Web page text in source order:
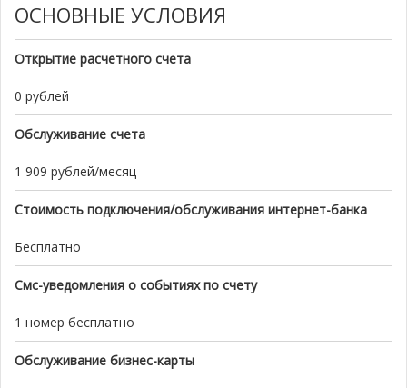
ОСНОВНЫЕ УСЛОВИЯ
Открытие расчетного счета
0 рублей
Обслуживание счета
1 909 рублей/месяц
Стоимость подключения/обслуживания интернет-банка
Бесплатно
Смс-уведомления о событиях по счету
1 номер бесплатно
Обслуживание бизнес-карты